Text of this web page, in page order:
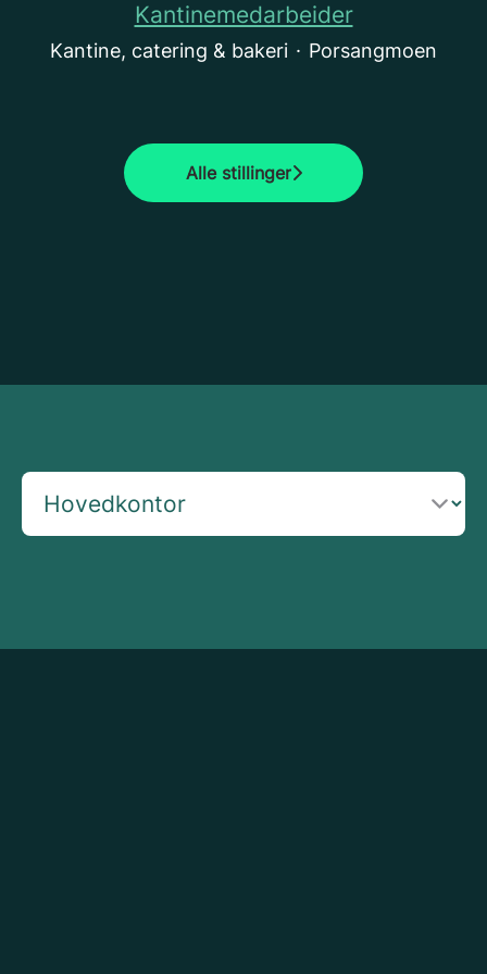
Kantinemedarbeider
Kantine, catering & bakeri · Porsangmoen
Alle stillinger